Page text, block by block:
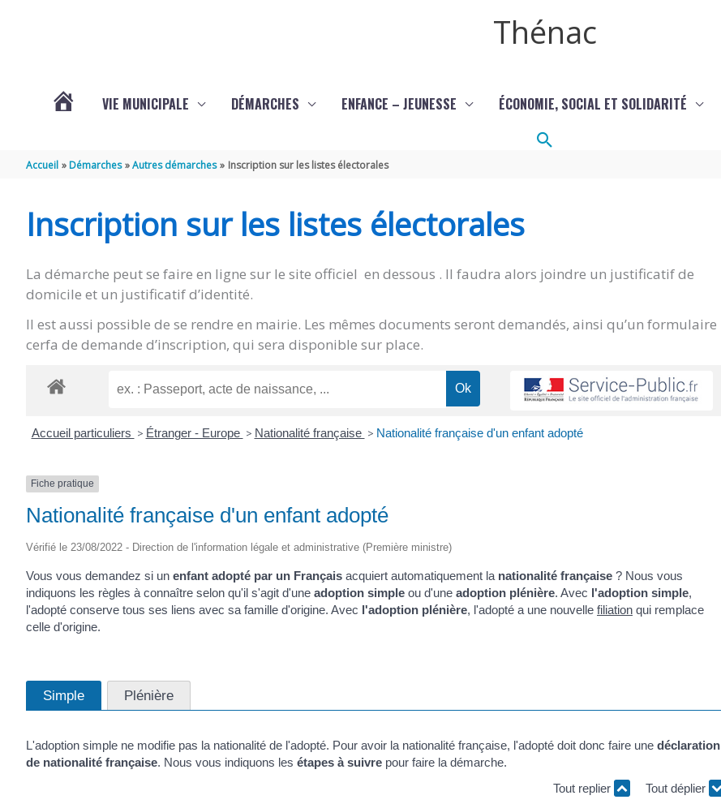
Thénac
THÉNAC
VIE MUNICIPALE DÉMARCHES ENFANCE – JEUNESSE ÉCONOMIE, SOCIAL ET SOLIDARITÉ
Rechercher
Accueil Démarches Autres démarches Inscription sur les listes électorales
Inscription sur les listes électorales
La démarche peut se faire en ligne sur le site officiel en dessous . Il faudra alors joindre un justificatif de
domicile et un justificatif d’identité.
Il est aussi possible de se rendre en mairie. Les mêmes documents seront demandés, ainsi qu’un formulaire
cerfa de demande d’inscription, qui sera disponible sur place.
Accueil particuliers > Étranger - Europe > Nationalité française > Nationalité française d'un enfant adopté
Fiche pratique
Nationalité française d'un enfant adopté
Vérifié le 23/08/2022 - Direction de l'information légale et administrative (Première ministre)
Vous vous demandez si un enfant adopté par un Français acquiert automatiquement la nationalité française ? Nous vous
indiquons les règles à connaître selon qu'il s'agit d'une adoption simple ou d'une adoption plénière. Avec l'adoption simple,
l'adopté conserve tous ses liens avec sa famille d'origine. Avec l'adoption plénière, l'adopté a une nouvelle filiation qui remplace
celle d'origine.
Simple Plénière
L'adoption simple ne modifie pas la nationalité de l'adopté. Pour avoir la nationalité française, l'adopté doit donc faire une déclaration
de nationalité française. Nous vous indiquons les étapes à suivre pour faire la démarche.
Tout replier
Tout déplier